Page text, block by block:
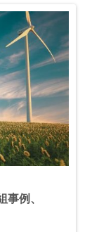
事例、